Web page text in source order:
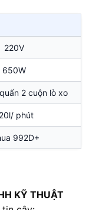
220V
650W
2 cuộn lò xo
phút
992D+
KỸ THUẬT